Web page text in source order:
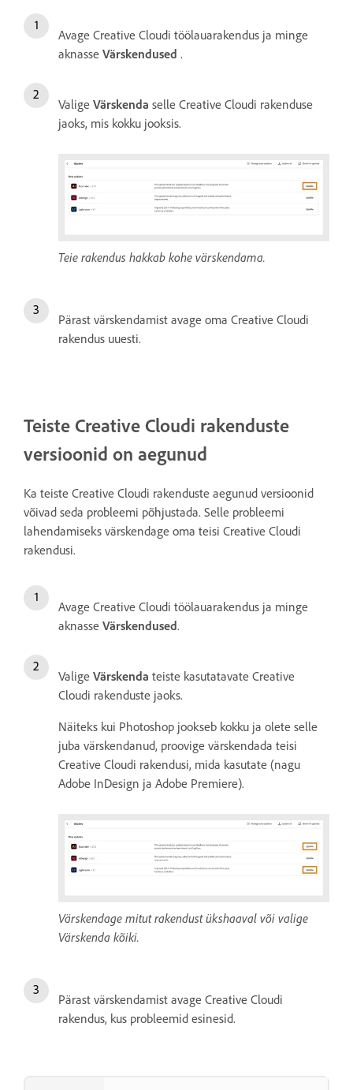
Avage Creative Cloudi töölauarakendus ja minge
aknasse Värskendused .
Valige Värskenda selle Creative Cloudi rakenduse
jaoks, mis kokku jooksis.
Teie rakendus hakkab kohe värskendama.
Pärast värskendamist avage oma Creative Cloudi
rakendus uuesti.
Teiste Creative Cloudi rakenduste
versioonid on aegunud
Ka teiste Creative Cloudi rakenduste aegunud versioonid
võivad seda probleemi põhjustada. Selle probleemi
lahendamiseks värskendage oma teisi Creative Cloudi
rakendusi.
Avage Creative Cloudi töölauarakendus ja minge
aknasse Värskendused.
Valige Värskenda teiste kasutatavate Creative
Cloudi rakenduste jaoks.
Näiteks kui Photoshop jookseb kokku ja olete selle
juba värskendanud, proovige värskendada teisi
Creative Cloudi rakendusi, mida kasutate (nagu
Adobe InDesign ja Adobe Premiere).
Värskendage mitut rakendust ükshaaval või valige
Värskenda kõiki.
Pärast värskendamist avage Creative Cloudi
rakendus, kus probleemid esinesid.